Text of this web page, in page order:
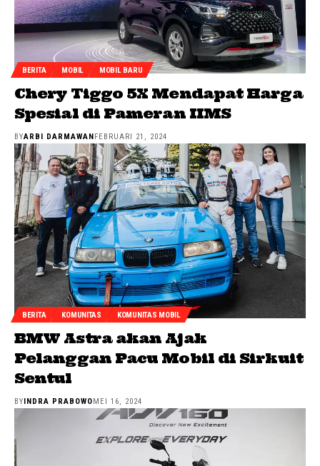
BERITA MOBIL MOBIL BARU
Chery Tiggo 5X Mendapat Harga
Spesial di Pameran IIMS
BYARBI DARMAWAN FEBRUARI 21, 2024
BERITA KOMUNITAS KOMUNITAS MOBIL
BMW Astra akan Ajak
Pelanggan Pacu Mobil di Sirkuit
Sentul
BYINDRA PRABOWOMEI 16, 2024